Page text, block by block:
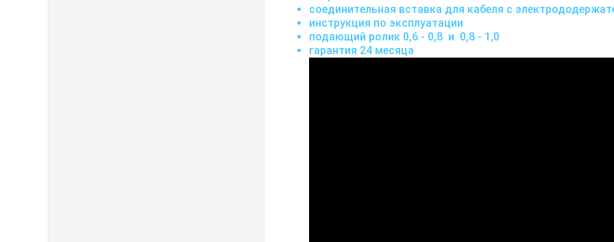
соединительная вставка для кабеля с
инструкция по эксплуатации
подающий ролик 0,6 - 0,8 и 0,8 - 1,0
гарантия 24 месяца